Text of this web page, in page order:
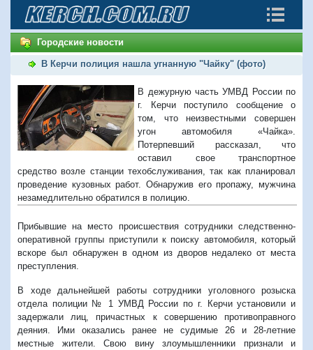
Городские новости
В Керчи полиция нашла угнанную "Чайку" (фото)
В дежурную часть УМВД России по
г. Керчи поступило сообщение о
том, что неизвестными совершен
угон автомобиля «Чайка».
Потерпевший рассказал, что
оставил свое транспортное
средство возле станции техобслуживания, так как планировал
проведение кузовных работ. Обнаружив его пропажу, мужчина
незамедлительно обратился в полицию.
Прибывшие на место происшествия сотрудники следственно-
оперативной группы приступили к поиску автомобиля, который
вскоре был обнаружен в одном из дворов недалеко от места
преступления.
В ходе дальнейшей работы сотрудники уголовного розыска
отдела полиции № 1 УМВД России по г. Керчи установили и
задержали лиц, причастных к совершению противоправного
деяния. Ими оказались ранее не судимые 26 и 28-летние
местные жители. Свою вину злоумышленники признали и